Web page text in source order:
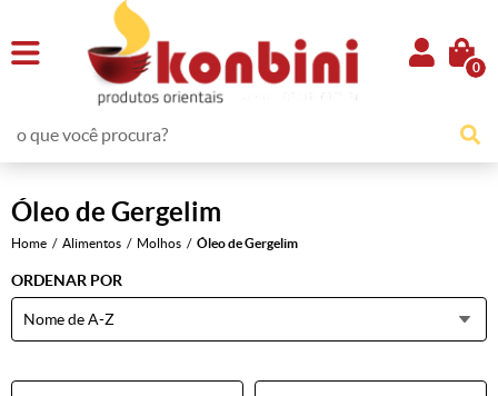
0
Óleo de Gergelim
Home Alimentos Molhos Óleo de Gergelim
ORDENAR POR
Nome de A-Z